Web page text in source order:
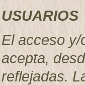
USUARIOS
El acceso
acepta,
reflejadas.